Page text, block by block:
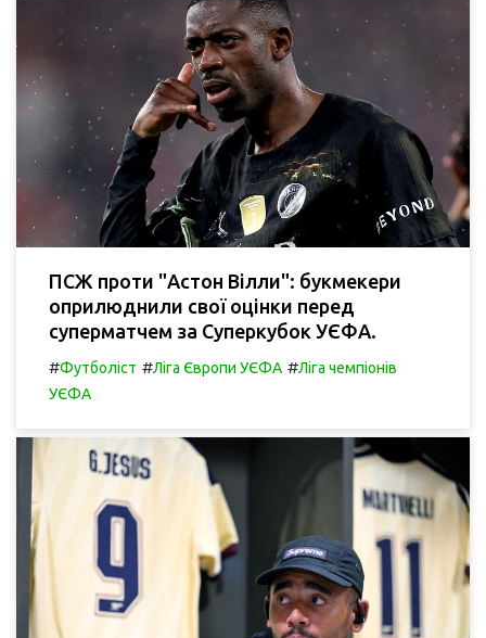
ПСЖ проти "Астон Вілли": букмекери
оприлюднили свої оцінки перед
суперматчем за Суперкубок УЄФА.
#Футболіст #Ліга Європи УЄФА #Ліга чемпіонів
УЄФА